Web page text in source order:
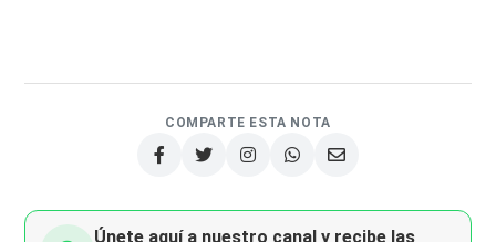
COMPARTE ESTA NOTA
Únete aquí a nuestro canal y recibe las